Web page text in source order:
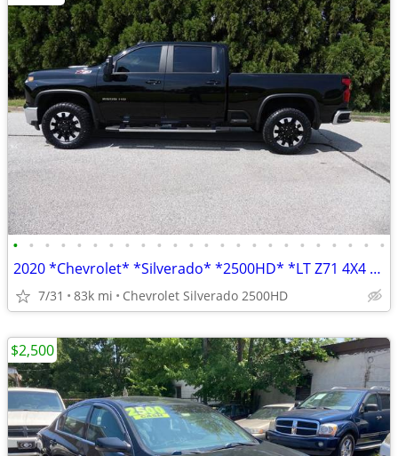
• • • • • • • • • • • • • • • • • • • • • • • •
2020 *Chevrolet* *Silverado* *2500HD* *LT Z71 4X4 TUBO DIESEL 1 OWNER
7/31 83k mi Chevrolet Silverado 2500HD
$2,500